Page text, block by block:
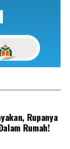
menjalankan
sekitar
Rupanya
Rumah!